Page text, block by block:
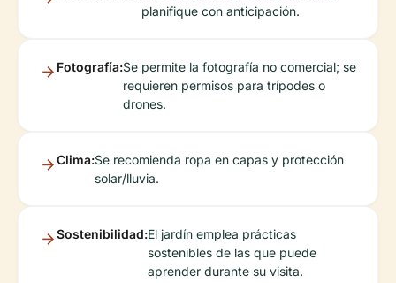
planifique con anticipación.
Fotografía:Se permite la fotografía no comercial; se
requieren permisos para trípodes o
drones.
Clima:Se recomienda ropa en capas y protección
solar/lluvia.
Sostenibilidad:El jardín emplea prácticas
sostenibles de las que puede
aprender durante su visita.